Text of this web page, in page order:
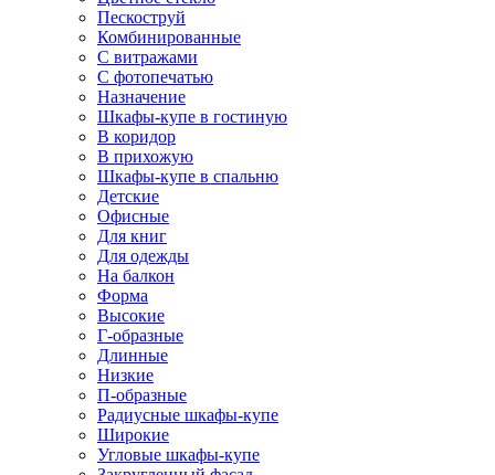
Пескоструй
Комбинированные
С витражами
С фотопечатью
Назначение
Шкафы-купе в гостиную
В коридор
В прихожую
Шкафы-купе в спальню
Детские
Офисные
Для книг
Для одежды
На балкон
Форма
Высокие
Г-образные
Длинные
Низкие
П-образные
Радиусные шкафы-купе
Широкие
Угловые шкафы-купе